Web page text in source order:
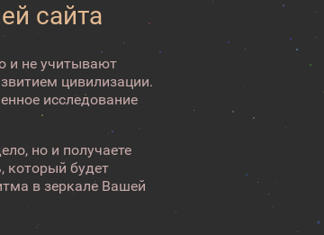
сайта
и не учитывают
цивилизации.
исследование
но и получаете
который будет
в зеркале Вашей